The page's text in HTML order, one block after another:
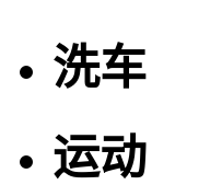
洗车
运动